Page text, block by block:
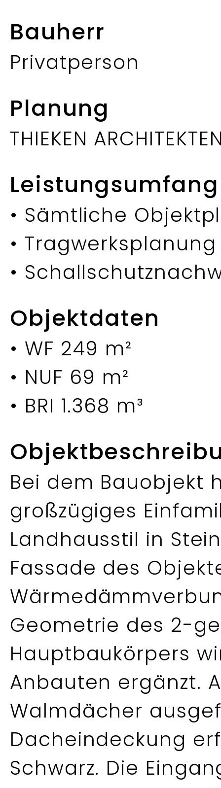
Bauherr
Privatperson
Planung
THIEKEN
Leistungsumfang
• Sämtliche
• Tragwerksplanung
•
Objektdaten
• WF 249 m²
• NUF 69 m²
• BRI 1.368 m³
Bei dem Bauobjekt
großzügiges
Landhausstil in
Fassade des
Geometrie des 2-
Hauptbaukörpers
Anbauten ergänzt.
Walmdächer
Dacheindeckung
Schwarz. Die